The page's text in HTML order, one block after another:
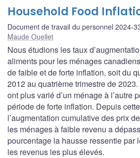
Household Food
Document de travail du personnel 2024-
Maude Ouellet
Nous étudions les taux
aliments pour les ménages
de faible et de forte inflation, soit du
2012 au quatrième trimestre de 2023.
ont plus varié d’un ménage à l’autre
période de forte inflation. Depuis
l’augmentation cumulative des prix
les ménages à faible revenu a
pourcentage la hausse ressentie par
les revenus les plus élevés.